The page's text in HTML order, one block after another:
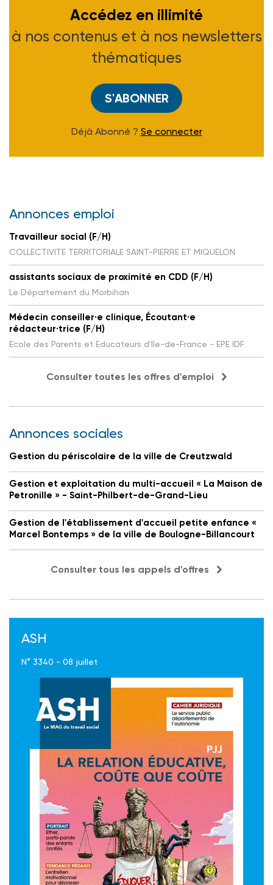
Accédez en illimité
à nos contenus et à nos newsletters
thématiques
S'ABONNER
Déjà Abonné ? Se connecter
Annonces emploi
Travailleur social (F/H)
COLLECTIVITE TERRITORIALE SAINT-PIERRE ET MIQUELON
assistants sociaux de proximité en CDD (F/H)
Le Département du Morbihan
Médecin conseiller·e clinique, Écoutant·e
rédacteur·trice (F/H)
Ecole des Parents et Educateurs d'Ile-de-France - EPE IDF
Consulter toutes les offres d'emploi
Annonces sociales
Gestion du périscolaire de la ville de Creutzwald
Gestion et exploitation du multi-accueil « La Maison de
Petronille » - Saint-Philbert-de-Grand-Lieu
Gestion de l'établissement d'accueil petite enfance «
Marcel Bontemps » de la ville de Boulogne-Billancourt
Consulter tous les appels d'offres
ASH
N° 3340 - 08 juillet